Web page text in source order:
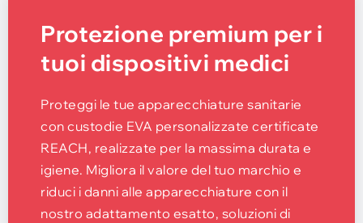
Protezione premium per i
tuoi dispositivi medici
Proteggi le tue apparecchiature sanitarie
con custodie EVA personalizzate certificate
REACH, realizzate per la massima durata e
igiene. Migliora il valore del tuo marchio e
riduci i danni alle apparecchiature con il
nostro adattamento esatto, soluzioni di